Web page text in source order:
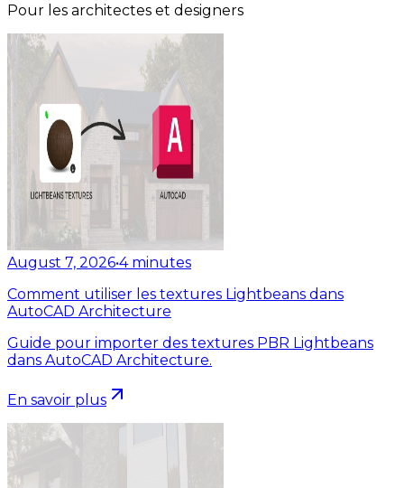
Pour les architectes et designers
August 7, 2026•4 minutes
Comment utiliser les textures Lightbeans dans
AutoCAD Architecture
Guide pour importer des textures PBR Lightbeans
dans AutoCAD Architecture.
En savoir plus